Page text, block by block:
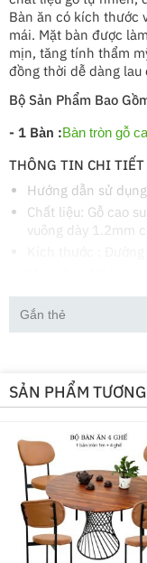
Bàn ăn có kích thước
mái. Mặt bàn được
mịn, tăng tính thẩm
đồng thời dễ dàng
Bộ Sản Phẩm Bao
- 1 Bàn :Bàn tròn gỗ
THÔNG TIN CHI TIẾT
Hướng dẫn sử
Chất liệu: Gỗ cao
vuông dày 1.2mm
Kích thước :
Màu sắc: Mặt bàn
Bảo hành: 12 Tháng
Hướng dẫn sử dụng
vàng
Kích thước (D x R
Màu sắc : Nệm
Bảo hành : 12
Gắn thẻ
SẢN PHẨM